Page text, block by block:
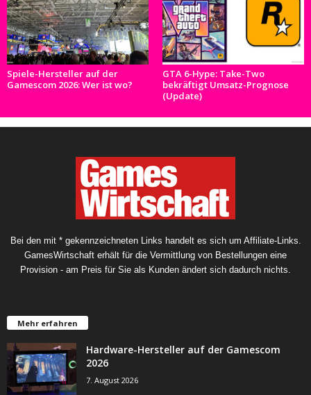
Spiele-Hersteller auf der
Gamescom 2026: Wer ist wo?
GTA 6-Hype: Take-Two
bekräftigt Umsatz-Prognose
(Update)
Bei den mit * gekennzeichneten Links handelt es sich um Affiliate-Links.
GamesWirtschaft erhält für die Vermittlung von Bestellungen eine
Provision - am Preis für Sie als Kunden ändert sich dadurch nichts.
Mehr erfahren
Hardware-Hersteller auf der Gamescom
2026
7. August 2026